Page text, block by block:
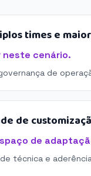
times e
neste cenário.
de
de
de
técnica e